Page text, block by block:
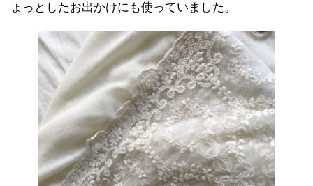
ょっとしたお出かけにも使っていました。